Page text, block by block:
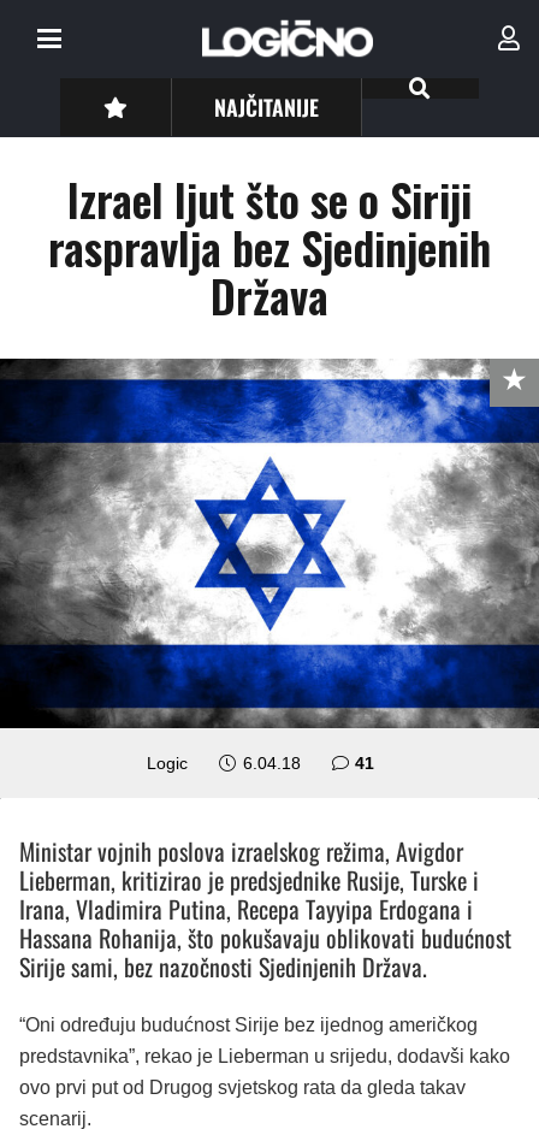
NAJČITANIJE
Izrael ljut što se o Siriji
raspravlja bez Sjedinjenih
Država
Logic 6.04.18 41
Ministar vojnih poslova izraelskog režima, Avigdor
Lieberman, kritizirao je predsjednike Rusije, Turske i
Irana, Vladimira Putina, Recepa Tayyipa Erdogana i
Hassana Rohanija, što pokušavaju oblikovati budućnost
Sirije sami, bez nazočnosti Sjedinjenih Država.
“Oni određuju budućnost Sirije bez ijednog američkog
predstavnika”, rekao je Lieberman u srijedu, dodavši kako
ovo prvi put od Drugog svjetskog rata da gleda takav
scenarij.